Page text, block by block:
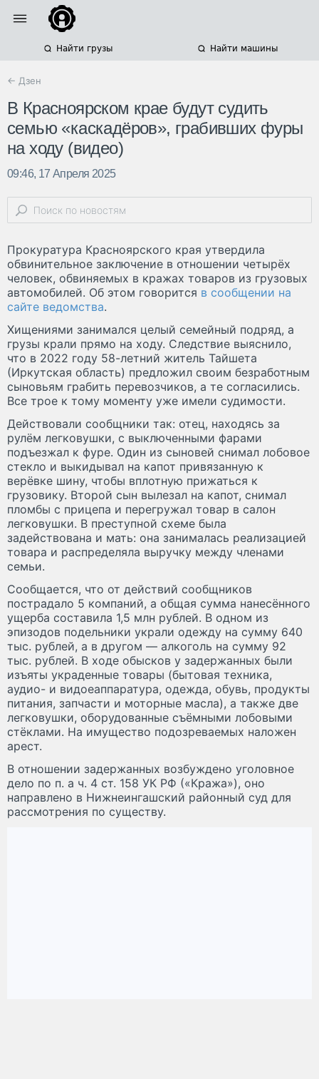
Найти грузы Найти машины
← Дзен
В Красноярском крае будут судить
семью «каскадёров», грабивших фуры
на ходу (видео)
09:46, 17 Апреля 2025
Прокуратура Красноярского края утвердила
обвинительное заключение в отношении четырёх
человек, обвиняемых в кражах товаров из грузовых
автомобилей. Об этом говорится в сообщении на
сайте ведомства.
Хищениями занимался целый семейный подряд, а
грузы крали прямо на ходу. Следствие выяснило,
что в 2022 году 58-летний житель Тайшета
(Иркутская область) предложил своим безработным
сыновьям грабить перевозчиков, а те согласились.
Все трое к тому моменту уже имели судимости.
Действовали сообщники так: отец, находясь за
рулём легковушки, с выключенными фарами
подъезжал к фуре. Один из сыновей снимал лобовое
стекло и выкидывал на капот привязанную к
верёвке шину, чтобы вплотную прижаться к
грузовику. Второй сын вылезал на капот, снимал
пломбы с прицепа и перегружал товар в салон
легковушки. В преступной схеме была
задействована и мать: она занималась реализацией
товара и распределяла выручку между членами
семьи.
Сообщается, что от действий сообщников
пострадало 5 компаний, а общая сумма нанесённого
ущерба составила 1,5 млн рублей. В одном из
эпизодов подельники украли одежду на сумму 640
тыс. рублей, а в другом — алкоголь на сумму 92
тыс. рублей. В ходе обысков у задержанных были
изъяты украденные товары (бытовая техника,
аудио- и видоеаппаратура, одежда, обувь, продукты
питания, запчасти и моторные масла), а также две
легковушки, оборудованные съёмными лобовыми
стёклами. На имущество подозреваемых наложен
арест.
В отношении задержанных возбуждено уголовное
дело по п. а ч. 4 ст. 158 УК РФ («Кража»), оно
направлено в Нижнеингашский районный суд для
рассмотрения по существу.